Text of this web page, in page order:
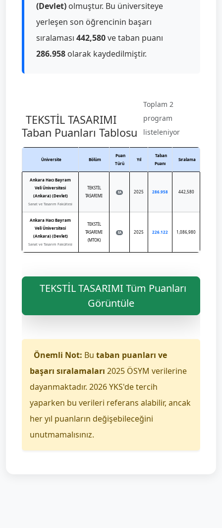
(Devlet) olmuştur. Bu üniversiteye
yerleşen son öğrencinin başarı
sıralaması 442,580ve taban puanı
286.958 olarak kaydedilmiştir.
TEKSTİL TASARIMI
Taban Puanları Tablosu
Toplam 2
program
listeleniyor
Üniversite Bölüm
Puan
Türü
Yıl
Taban
Puanı
Sıralama
Ankara Hacı Bayram
Veli Üniversitesi
(Ankara) (Devlet)
Sanat ve Tasarım Fakültesi
TEKSTİL
TASARIMI
EA 2025 286.958 442,580
Ankara Hacı Bayram
Veli Üniversitesi
(Ankara) (Devlet)
Sanat ve Tasarım Fakültesi
TEKSTİL
TASARIMI
(MTOK)
EA 2025 226.122 1,086,980
TEKSTİL TASARIMI Tüm Puanları
Görüntüle
Önemli Not: Bu taban puanları ve
başarı sıralamaları 2025 ÖSYM verilerine
dayanmaktadır. 2026 YKS'de tercih
yaparken bu verileri referans alabilir, ancak
her yıl puanların değişebileceğini
unutmamalısınız.